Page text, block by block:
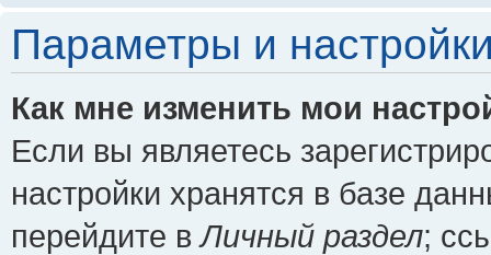
Параметры и
Как мне изменить мои
Если вы являетесь
настройки хранятся в базе
перейдите вЛичный раздел;